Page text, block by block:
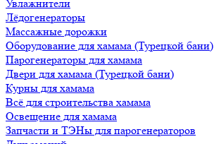
Увлажнители
Лёдогенераторы
Массажные дорожки
Оборудование для хамама (Турецкой бани)
Парогенераторы для хамама
Двери для хамама (Турецкой бани)
Курны для хамама
Всё для строительства хамама
Освещение для хамама
Запчасти и ТЭНы для парогенераторов